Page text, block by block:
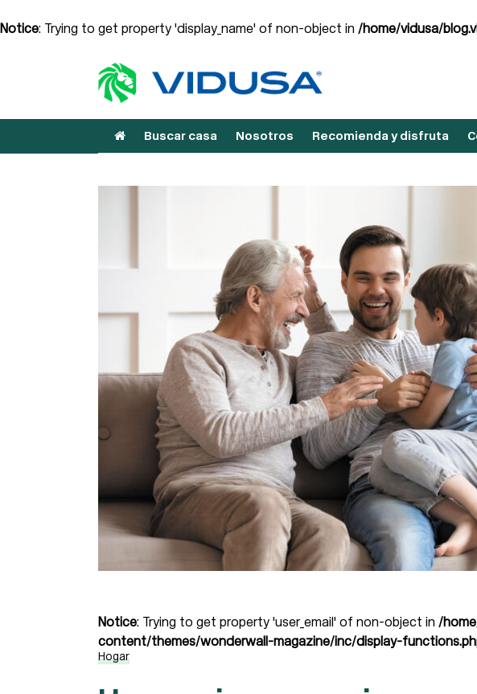
Notice: Trying to get property 'display_name' of non-object in /home/vidusa/
Buscar casa Nosotros Recomienda y disfruta
Notice: Trying to get property 'user_email' of non-object in /
content/themes/wonderwall-magazine/inc/display-
Hogar